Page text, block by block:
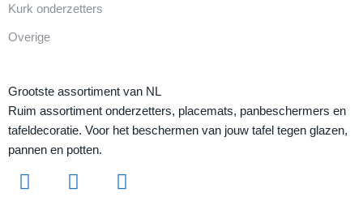
Kurk onderzetters
Overige
Grootste assortiment van NL
Ruim assortiment onderzetters, placemats, panbeschermers en
tafeldecoratie. Voor het beschermen van jouw tafel tegen glazen,
pannen en potten.